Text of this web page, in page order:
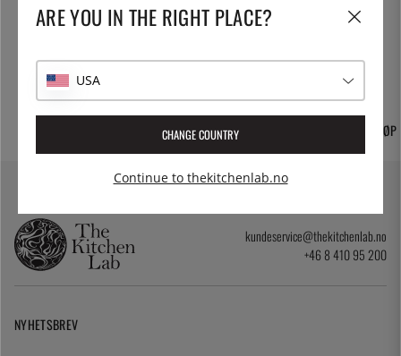
FRI FRAKT
TUSENVIS AV NØYE
UTVALGTE PRODUKTER
30 DAGERS ÅPENT KJØP
kundeservice@thekitchenlab.no
+46 8 410 95 200
NYHETSBREV
ARE YOU IN THE RIGHT PLACE?
USA
CHANGE COUNTRY
Continue to thekitchenlab.no